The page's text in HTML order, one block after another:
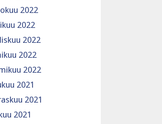
2022
2022
2022
2022
2022
2021
2021
2021